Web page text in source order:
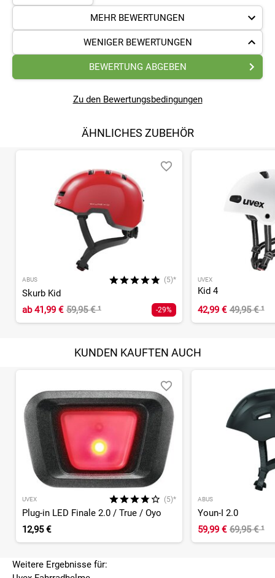
MEHR BEWERTUNGEN
WENIGER BEWERTUNGEN
BEWERTUNG ABGEBEN
Zu den Bewertungsbedingungen
ÄHNLICHES ZUBEHÖR
ABUS (5)*
Skurb Kid
ab41,99 € 59,95 €¹ -29%
UVEX
Kid 4
42,99 € 49,95 €¹
KUNDEN KAUFTEN AUCH
UVEX (5)*
Plug-in LED Finale 2.0 / True / Oyo
12,95 €
ABUS
Youn-I 2.0
59,99 € 69,95 €¹
Weitere Ergebnisse für: